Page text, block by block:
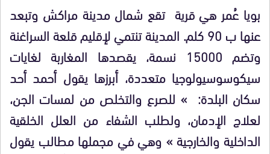
بويا عُمر هي قرية تقع شمال مدينة مراكش وتبعد
عنها ب 90 كلم. المدينة تنتمي لإقليم قلعة السراغنة
وتضم 15000 نسمة، يقصدها المغاربة لغايات
سيكوسوسيولوجيا متعددة، أبرزها يقول أحمد أحد
سكان البلدة: » للصرع والتخلص من لمسات الجن،
لعلاج الإدمان، ولطلب الشفاء من العلل الخلقية
الداخلية والخارجية » وهي في مجملها مطالب يقول